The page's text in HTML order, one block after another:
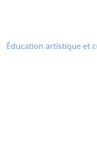
Éducation artistique et